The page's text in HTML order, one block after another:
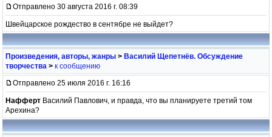
Отправлено 30 августа 2016 г. 08:39
Швейцарское рождество в сентябре не выйдет?
Произведения, авторы, жанры > Василий Щепетнёв. Обсуждение
творчества > к сообщению
Отправлено 25 июля 2016 г. 16:16
Нафферт Василий Павлович, и правда, что вы планируете третий том
Арехина?